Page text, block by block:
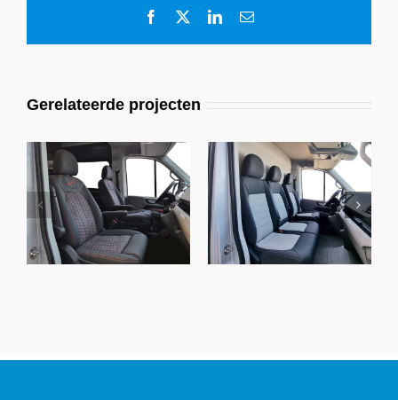
Facebook LinkedIn
E-
Gerelateerde projecten
MAN TGE, Alba eco-
leather® zwart
MAN TGE, Alba eco-
leather® zwart en
titaniumgrijs